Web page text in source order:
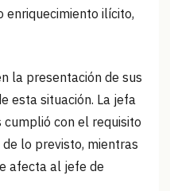
enriquecimiento ilícito,
la presentación de sus
esta situación. La jefa
con el requisito
lo previsto, mientras
afecta al jefe de